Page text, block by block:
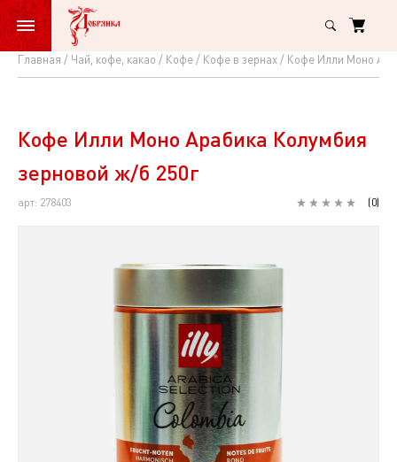
Главная Чай, кофе, какао Кофе Кофе в зернах Кофе Илли Моно
Кофе
Моно
Арабика
Колумбия
зерновой
Кофе Илли Моно Арабика Колумбия
зерновой ж/б 250г
арт: 278403 (0)